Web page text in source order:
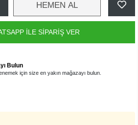
HEMEN AL
İLE SİPARİŞ VER
Bulun
için size en yakın mağazayı bulun.